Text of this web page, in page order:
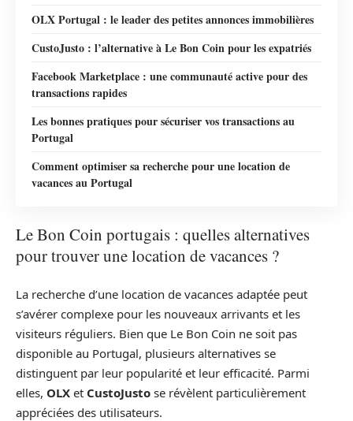
OLX Portugal : le leader des petites annonces immobilières
CustoJusto : l’alternative à Le Bon Coin pour les expatriés
Facebook Marketplace : une communauté active pour des
transactions rapides
Les bonnes pratiques pour sécuriser vos transactions au
Portugal
Comment optimiser sa recherche pour une location de
vacances au Portugal
Le Bon Coin portugais : quelles alternatives
pour trouver une location de vacances ?
La recherche d’une location de vacances adaptée peut
s’avérer complexe pour les nouveaux arrivants et les
visiteurs réguliers. Bien que Le Bon Coin ne soit pas
disponible au Portugal, plusieurs alternatives se
distinguent par leur popularité et leur efficacité. Parmi
elles, OLX et CustoJusto se révèlent particulièrement
appréciées des utilisateurs.